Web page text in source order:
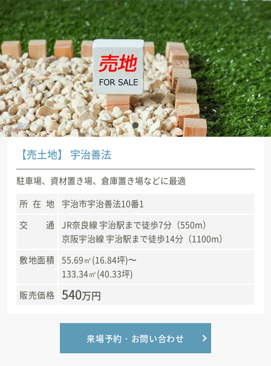
会社情報
SDGsの取り組み
イベント情報
新築住宅お問合せ
リフォームお問合せ
【売土地】 宇治善法
駐車場、資材置き場、倉庫置き場などに最適
所在地
宇治市宇治善法10番1
交通
JR奈良線 宇治駅まで徒歩7分（550m）
京阪宇治線 宇治駅まで徒歩14分（1100m）
敷地面積 55.69㎡(16.84坪)〜
133.34㎡(40.33坪)
販売価格 540万円
来場予約・お問い合わせ